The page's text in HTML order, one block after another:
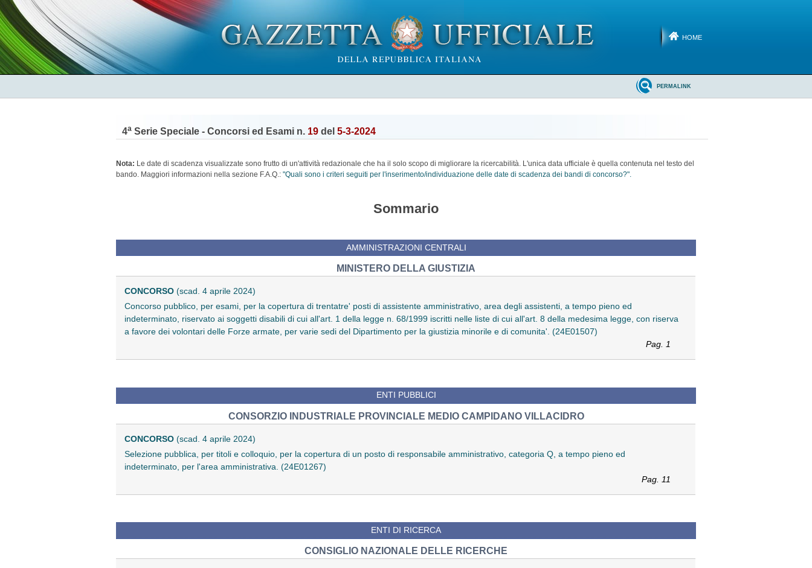
HOME
PERMALINK
4a Serie Speciale - Concorsi ed Esami n. 19 del 5-3-2024
Nota: Le date di scadenza visualizzate sono frutto di un'attività redazionale che ha il solo scopo di migliorare la ricercabilità. L'unica data ufficiale è quella contenuta nel testo del
bando. Maggiori informazioni nella sezione F.A.Q.: "Quali sono i criteri seguiti per l'inserimento/individuazione delle date di scadenza dei bandi di concorso?".
Sommario
AMMINISTRAZIONI CENTRALI
MINISTERO DELLA GIUSTIZIA
CONCORSO (scad. 4 aprile 2024)
Concorso pubblico, per esami, per la copertura di trentatre' posti di assistente amministrativo, area degli assistenti, a tempo pieno ed
indeterminato, riservato ai soggetti disabili di cui all'art. 1 della legge n. 68/1999 iscritti nelle liste di cui all'art. 8 della medesima legge, con riserva
a favore dei volontari delle Forze armate, per varie sedi del Dipartimento per la giustizia minorile e di comunita'. (24E01507)
Pag. 1
ENTI PUBBLICI
CONSORZIO INDUSTRIALE PROVINCIALE MEDIO CAMPIDANO VILLACIDRO
CONCORSO (scad. 4 aprile 2024)
Selezione pubblica, per titoli e colloquio, per la copertura di un posto di responsabile amministrativo, categoria Q, a tempo pieno ed
indeterminato, per l'area amministrativa. (24E01267)
Pag. 11
ENTI DI RICERCA
CONSIGLIO NAZIONALE DELLE RICERCHE